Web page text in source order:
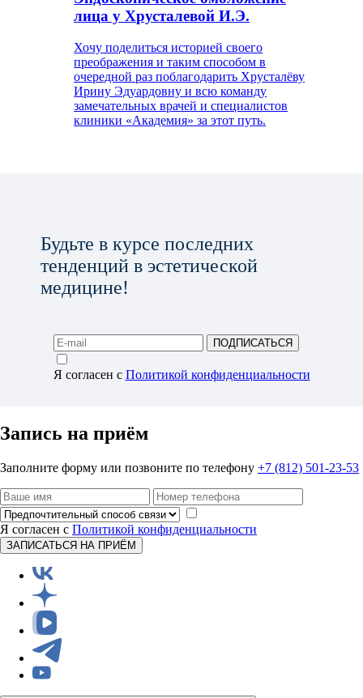
лица у Хрусталевой И.Э.
Хочу поделиться историей своего
преображения и таким способом в
очередной раз поблагодарить Хрусталёву
Ирину Эдуардовну и всю команду
замечательных врачей и специалистов
клиники «Академия» за этот путь.
Будьте в курсе последних
тенденций в эстетической
медицине!
ПОДПИСАТЬСЯ
Я согласен с Политикой конфиденциальности
Запись на приём
Заполните форму или позвоните по телефону +7 (812) 501-23-53
Я согласен с Политикой конфиденциальности
ЗАПИСАТЬСЯ НА ПРИЁМ